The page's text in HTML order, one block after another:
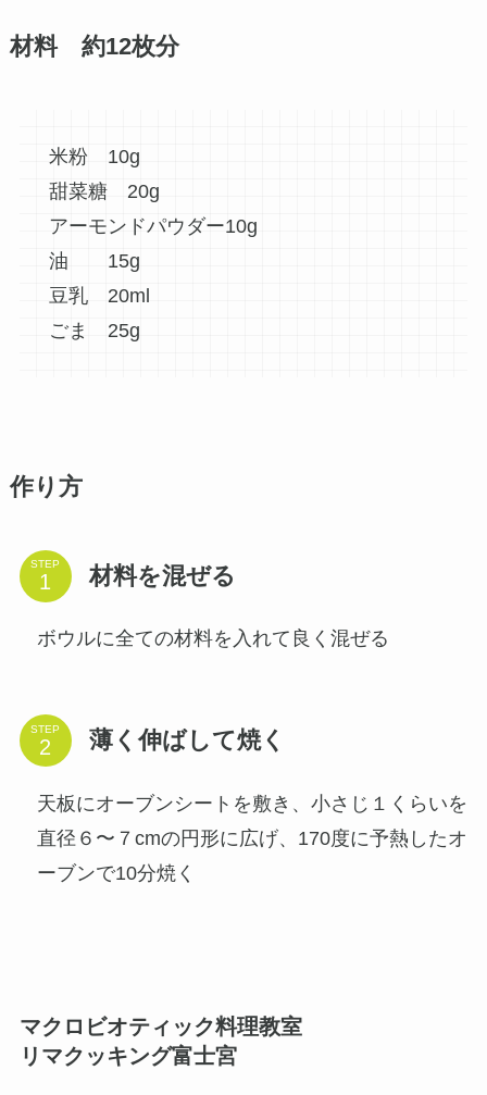
材料 約12枚分
米粉 10g
甜菜糖 20g
アーモンドパウダー10g
油 15g
豆乳 20ml
ごま 25g
作り方
STEP 材料を混ぜる
ボウルに全ての材料を入れて良く混ぜる
STEP 薄く伸ばして焼く
天板にオーブンシートを敷き、小さじ１くらいを
直径６〜７cmの円形に広げ、170度に予熱したオ
ーブンで10分焼く
マクロビオティック料理教室
リマクッキング富士宮